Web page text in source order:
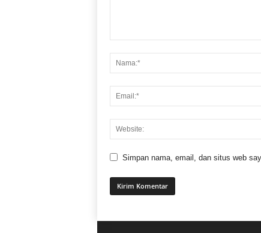
Simpan nama, email, dan situs web